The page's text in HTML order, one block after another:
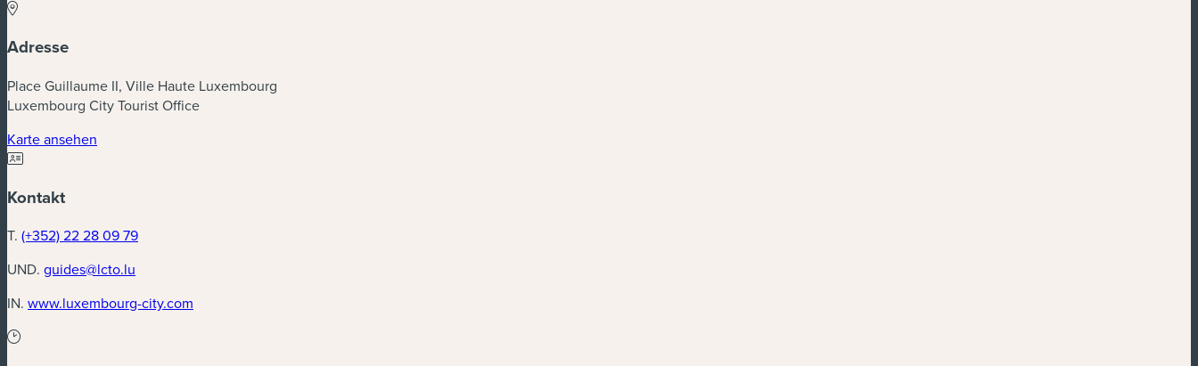
Adresse
Place Guillaume II, Ville Haute Luxembourg
Luxembourg City Tourist Office
Karte ansehen
Kontakt
T. (+352) 22 28 09 79
UND. guides@lcto.lu
IN. www.luxembourg-city.com